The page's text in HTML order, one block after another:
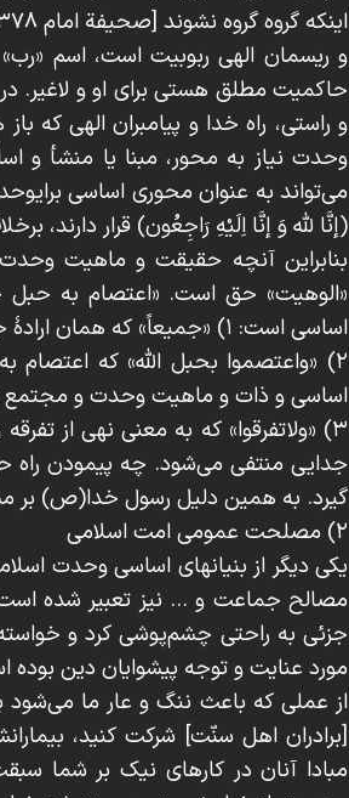
اینکه گروه گروه نشوند [صحیفة امام ۱۳۷۸ ج ۸: ۳۳۴].
و ریسمان الهی ربوبیت است، اسم
حاکمیت مطلق هستی برای او و لاغیر.
و راستی، راه خدا و پیامبران الهی
وحدت نیاز به محور، مبنا یا منشأ
می‌تواند به عنوان محوری اساسی
(إنَّا لله وَ إنَّا اِلَیْهِ رَاجِعُون) قرار
بنابراین آنچه حقیقت و ماهیت وحدت
«الوهیت» حق است. «اعتصام به حبل
اساسی است: ۱) «جمیعاً» که همان ارادۀ جمعی و گروهی و با هم بودن است.
۲) «واعتصموا بحبل الله» که
اساسی و ذات و ماهیت وحدت و
۳) «ولاتفرقوا» که به معنی نهی از
جدایی منتفی می‌شود. چه پیمودن راه
گیرد. به همین دلیل رسول خدا(ص) بر
۲) مصلحت عمومی امت اسلامی
یکی دیگر از بنیانهای اساسی وحدت
مصالح جماعت و ... نیز تعبیر شده
جزئی به راحتی چشم‌پوشی کرد و
مورد عنایت و توجه پیشوایان دین بوده
از عملی که باعث ننگ و عار ما می‌شود
[برادران اهل سنّت] شرکت کنید،
مبادا آنان در کارهای نیک بر شما